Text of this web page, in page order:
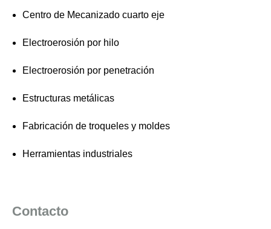
Centro de Mecanizado cuarto eje
Electroerosión por hilo
Electroerosión por penetración
Estructuras metálicas
Fabricación de troqueles y moldes
Herramientas industriales
Contacto